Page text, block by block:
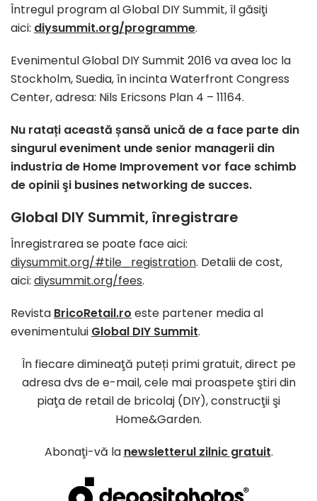
Întregul program al Global DIY Summit, îl găsiţi
aici: diysummit.org/programme.
Evenimentul Global DIY Summit 2016 va avea loc la
Stockholm, Suedia, în incinta Waterfront Congress
Center, adresa: Nils Ericsons Plan 4 – 11164.
Nu ratați această șansă unică de a face parte din
singurul eveniment unde senior managerii din
industria de Home Improvement vor face schimb
de opinii şi busines networking de succes.
Global DIY Summit, înregistrare
Înregistrarea se poate face aici:
diysummit.org/#tile_registration. Detalii de cost,
aici: diysummit.org/fees.
Revista BricoRetail.ro este partener media al
evenimentului Global DIY Summit.
În fiecare dimineaţă puteți primi gratuit, direct pe
adresa dvs de e-mail, cele mai proaspete ştiri din
piaţa de retail de bricolaj (DIY), construcţii şi
Home&Garden.
Abonaţi-vă la newsletterul zilnic gratuit.